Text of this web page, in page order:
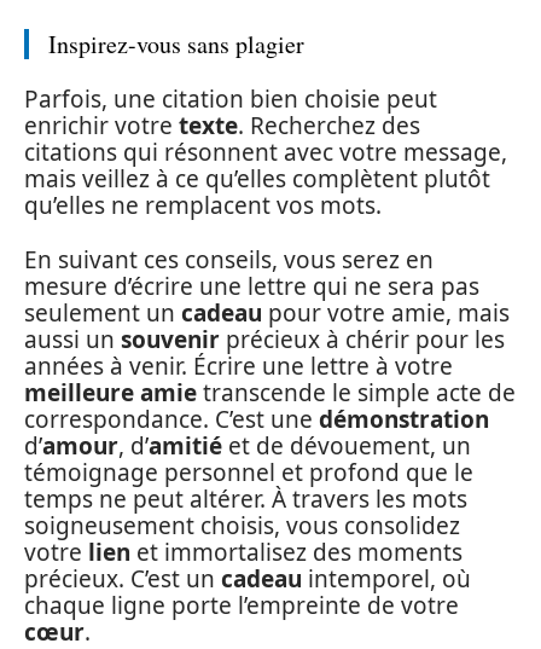
Inspirez-vous sans plagier
Parfois, une citation bien choisie peut
enrichir votre texte. Recherchez des
citations qui résonnent avec votre message,
mais veillez à ce qu’elles complètent plutôt
qu’elles ne remplacent vos mots.
En suivant ces conseils, vous serez en
mesure d’écrire une lettre qui ne sera pas
seulement un cadeau pour votre amie, mais
aussi un souvenir précieux à chérir pour les
années à venir. Écrire une lettre à votre
meilleure amietranscende le simple acte de
correspondance. C’est une démonstration
d’amour, d’amitié et de dévouement, un
témoignage personnel et profond que le
temps ne peut altérer. À travers les mots
soigneusement choisis, vous consolidez
votre lien et immortalisez des moments
précieux. C’est un cadeau intemporel, où
chaque ligne porte l’empreinte de votre
cœur.